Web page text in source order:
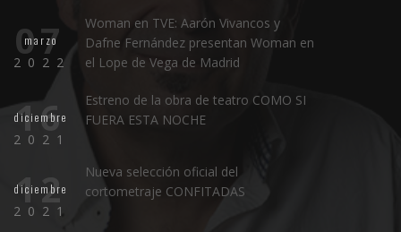
07
marzo
2022
Woman en TVE: Aarón Vivancos y
Dafne Fernández presentan Woman en
el Lope de Vega de Madrid
16
diciembre
2021
Estreno de la obra de teatro COMO SI
FUERA ESTA NOCHE
12
diciembre
2021
Nueva selección oficial del
cortometraje CONFITADAS